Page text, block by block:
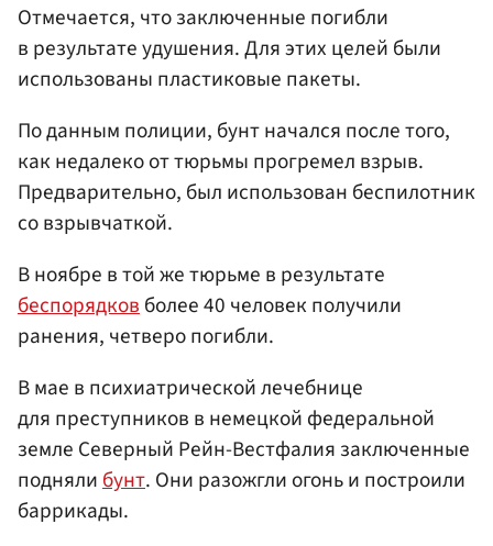
Отмечается, что заключенные погибли
в результате удушения. Для этих целей были
использованы пластиковые пакеты.
По данным полиции, бунт начался после того,
как недалеко от тюрьмы прогремел взрыв.
Предварительно, был использован беспилотник
со взрывчаткой.
В ноябре в той же тюрьме в результате
беспорядковболее 40 человек получили
ранения, четверо погибли.
В мае в психиатрической лечебнице
для преступников в немецкой федеральной
земле Северный Рейн-Вестфалия заключенные
поднялибунт. Они разожгли огонь и построили
баррикады.